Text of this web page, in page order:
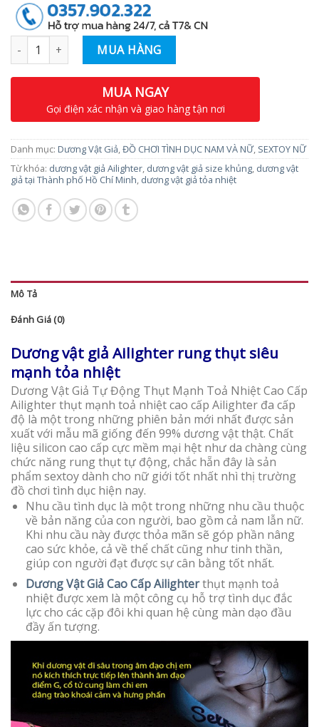
MUA HÀNG
MUA NGAY
Gọi điện xác nhận và giao hàng tận nơi
Danh mục: Dương Vật Giả,ĐỒ CHƠI TÌNH DỤC NAM VÀ NỮ, SEXTOY NỮ
Từ khóa: dương vật giả Ailighter, dương vật giả size khủng, dương vật
giả tại Thành phố Hồ Chí Minh, dương vật giả tỏa nhiệt
Mô Tả
Đánh Giá (0)
Dương vật giả Ailighter rung thụt siêu
mạnh tỏa nhiệt
Dương Vật Giả Tự Động Thụt Mạnh Toả Nhiệt Cao Cấp
Ailighter thụt mạnh toả nhiệt cao cấp Ailighter đa cấp
độ là một trong những phiên bản mới nhất được sản
xuất với mẫu mã giống đến 99% dương vật thật. Chất
liệu silicon cao cấp cực mềm mại hệt như da chàng cùng
chức năng rung thụt tự động, chắc hẵn đây là sản
phẩm sextoy dành cho nữ giới tốt nhất nhì thị trường
đồ chơi tình dục hiện nay.
Nhu cầu tình dục là một trong những nhu cầu thuộc
về bản năng của con người, bao gồm cả nam lẫn nữ.
Khi nhu cầu này được thỏa mãn sẽ góp phần nâng
cao sức khỏe, cả về thể chất cũng như tinh thần,
giúp con người đạt được sự cân bằng tốt nhất.
Dương Vật Giả Cao Cấp Ailighterthụt mạnh toả
nhiệt được xem là một công cụ hỗ trợ tình dục đắc
lực cho các cặp đôi khi quan hệ cùng màn dạo đầu
đầy ấn tượng.